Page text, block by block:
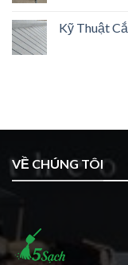
Kỹ Thuật
VỀ CHÚNG TÔI